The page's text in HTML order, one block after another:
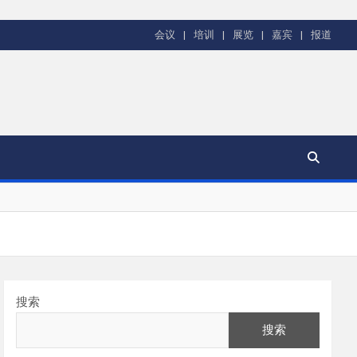
会议 培训 展览 嘉宾 报道
搜索
搜索